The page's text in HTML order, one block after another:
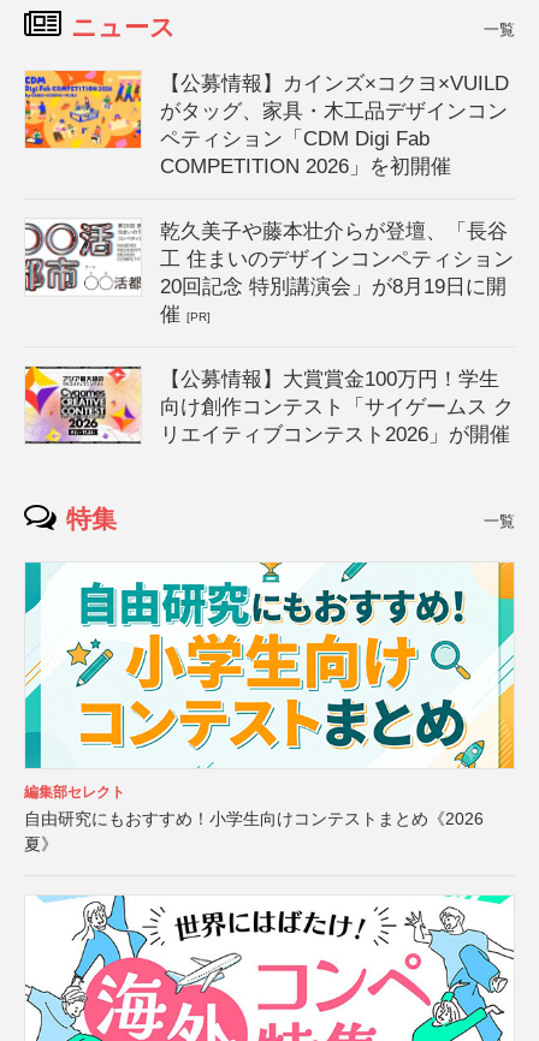
ニュース 一覧
【公募情報】カインズ×コクヨ×VUILD
がタッグ、家具・木工品デザインコン
ペティション「CDM Digi Fab
COMPETITION 2026」を初開催
乾久美子や藤本壮介らが登壇、「長谷
工 住まいのデザインコンペティション
20回記念 特別講演会」が8月19日に開
催[PR]
【公募情報】大賞賞金100万円！学生
向け創作コンテスト「サイゲームス ク
リエイティブコンテスト2026」が開催
特集 一覧
編集部セレクト
自由研究にもおすすめ！小学生向けコンテストまとめ《2026
夏》